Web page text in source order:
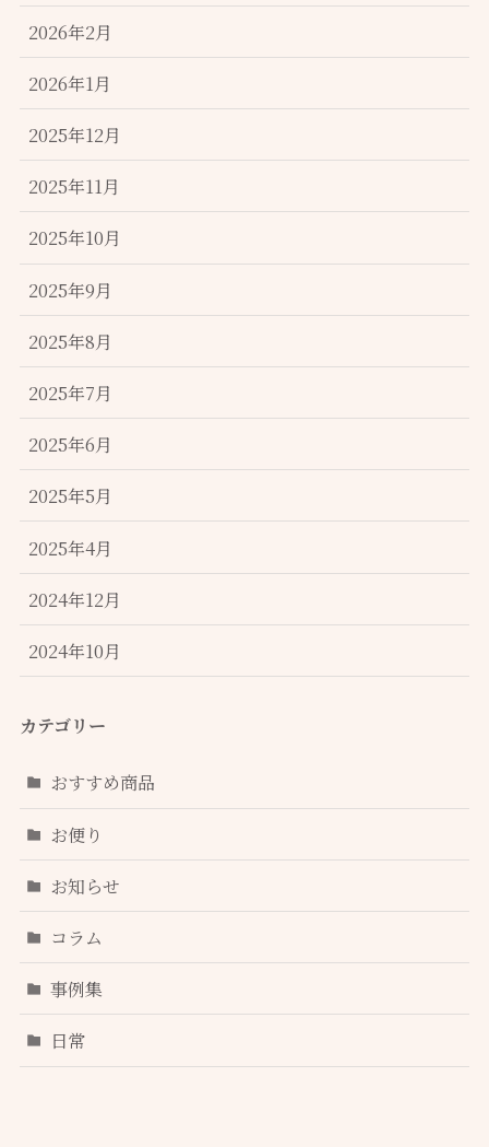
2026年2月
2026年1月
2025年12月
2025年11月
2025年10月
2025年9月
2025年8月
2025年7月
2025年6月
2025年5月
2025年4月
2024年12月
2024年10月
カテゴリー
おすすめ商品
お便り
お知らせ
コラム
事例集
日常